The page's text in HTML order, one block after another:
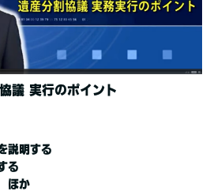
議 実行のポイント
説明する
る
か